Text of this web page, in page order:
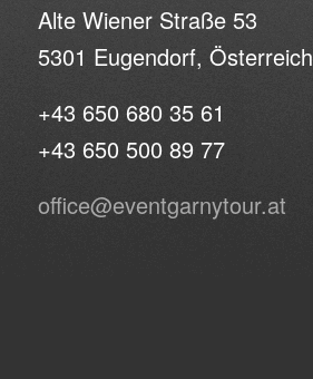
Alte Wiener Straße 53
5301 Eugendorf, Österreich
+43 650 680 35 61
+43 650 500 89 77
office@eventgarnytour.at